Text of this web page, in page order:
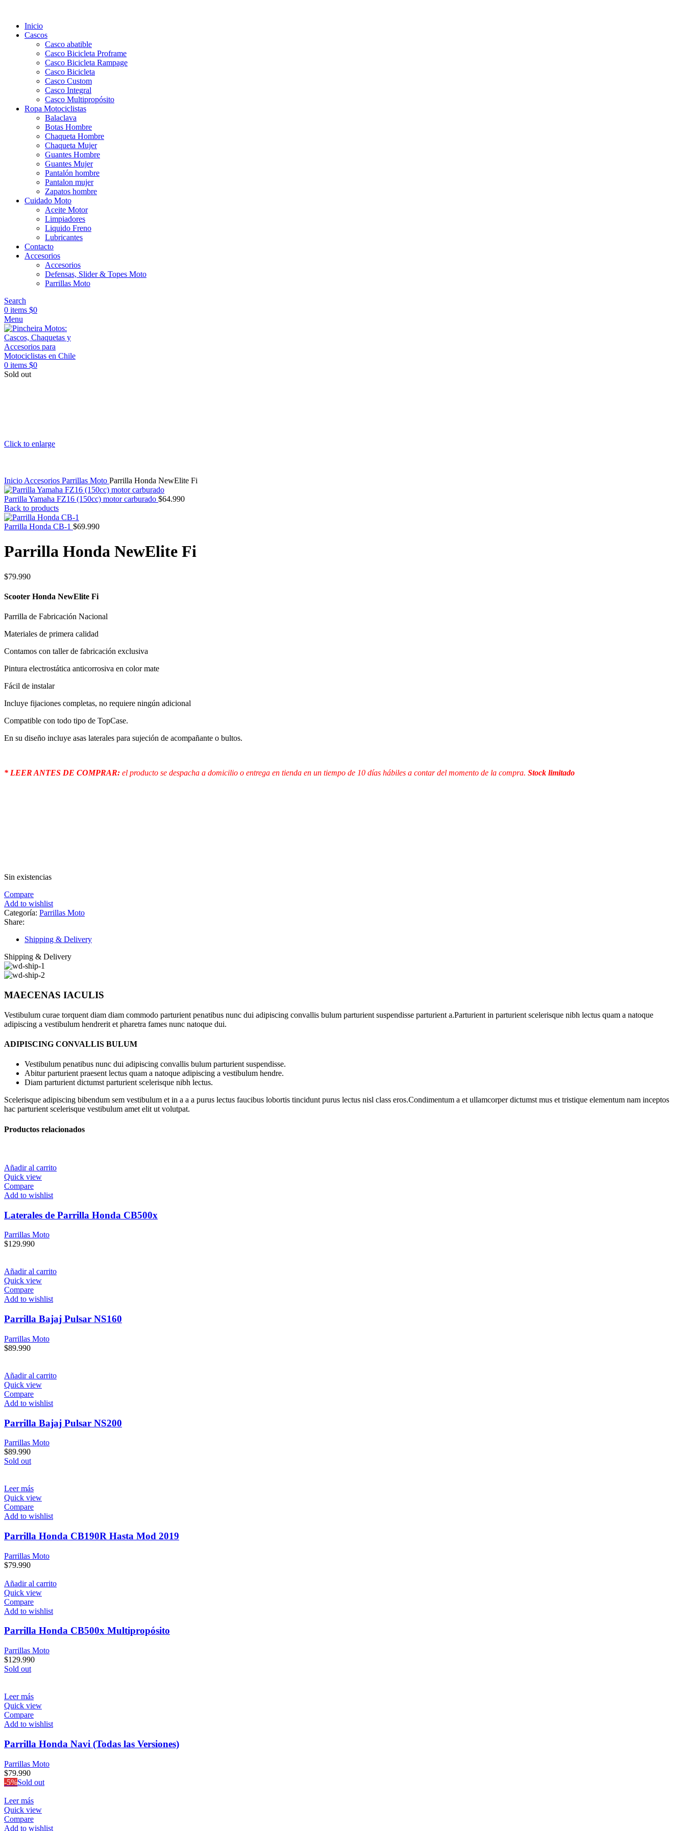
Inicio
Cascos
Casco abatible
Casco Bicicleta Proframe
Casco Bicicleta Rampage
Casco Bicicleta
Casco Custom
Casco Integral
Casco Multipropósito
Ropa Motociclistas
Balaclava
Botas Hombre
Chaqueta Hombre
Chaqueta Mujer
Guantes Hombre
Guantes Mujer
Pantalón hombre
Pantalon mujer
Zapatos hombre
Cuidado Moto
Aceite Motor
Limpiadores
Liquido Freno
Lubricantes
Contacto
Accesorios
Accesorios
Defensas, Slider & Topes Moto
Parrillas Moto
Search
0 items $0
Menu
0 items $0
Sold out
Click to enlarge
Inicio Accesorios Parrillas Moto Parrilla Honda NewElite Fi
Parrilla Yamaha FZ16 (150cc) motor carburado $64.990
Back to products
Parrilla Honda CB-1 $69.990
Parrilla Honda NewElite Fi
$79.990
Scooter Honda NewElite Fi
Parrilla de Fabricación Nacional
Materiales de primera calidad
Contamos con taller de fabricación exclusiva
Pintura electrostática anticorrosiva en color mate
Fácil de instalar
Incluye fijaciones completas, no requiere ningún adicional
Compatible con todo tipo de TopCase.
En su diseño incluye asas laterales para sujeción de acompañante o bultos.
* LEER ANTES DE COMPRAR: el producto se despacha a domicilio o entrega en tienda en un tiempo de 10 días hábiles a contar del momento de la compra. Stock limitado
Sin existencias
Compare
Add to wishlist
Categoría: Parrillas Moto
Share:
Shipping & Delivery
Shipping & Delivery
MAECENAS IACULIS
Vestibulum curae torquent diam diam commodo parturient penatibus nunc dui adipiscing convallis bulum parturient suspendisse parturient a.Parturient in parturient scelerisque nibh lectus quam a natoque
adipiscing a vestibulum hendrerit et pharetra fames nunc natoque dui.
ADIPISCING CONVALLIS BULUM
Vestibulum penatibus nunc dui adipiscing convallis bulum parturient suspendisse.
Abitur parturient praesent lectus quam a natoque adipiscing a vestibulum hendre.
Diam parturient dictumst parturient scelerisque nibh lectus.
Scelerisque adipiscing bibendum sem vestibulum et in a a a purus lectus faucibus lobortis tincidunt purus lectus nisl class eros.Condimentum a et ullamcorper dictumst mus et tristique elementum nam inceptos
hac parturient scelerisque vestibulum amet elit ut volutpat.
Productos relacionados
Añadir al carrito
Quick view
Compare
Add to wishlist
Laterales de Parrilla Honda CB500x
Parrillas Moto
$129.990
Añadir al carrito
Quick view
Compare
Add to wishlist
Parrilla Bajaj Pulsar NS160
Parrillas Moto
$89.990
Añadir al carrito
Quick view
Compare
Add to wishlist
Parrilla Bajaj Pulsar NS200
Parrillas Moto
$89.990
Sold out
Leer más
Quick view
Compare
Add to wishlist
Parrilla Honda CB190R Hasta Mod 2019
Parrillas Moto
$79.990
Añadir al carrito
Quick view
Compare
Add to wishlist
Parrilla Honda CB500x Multipropósito
Parrillas Moto
$129.990
Sold out
Leer más
Quick view
Compare
Add to wishlist
Parrilla Honda Navi (Todas las Versiones)
Parrillas Moto
$79.990
-5%Sold out
Leer más
Quick view
Compare
Add to wishlist